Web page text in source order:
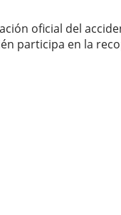
oficial del
participa en la